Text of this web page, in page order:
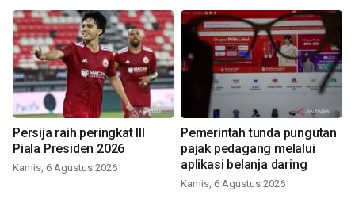
Persija raih peringkat III
Piala Presiden 2026
Kamis, 6 Agustus 2026
Pemerintah tunda pungutan
pajak pedagang melalui
aplikasi belanja daring
Kamis, 6 Agustus 2026